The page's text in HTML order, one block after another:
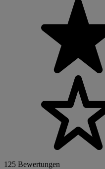
125 Bewertungen